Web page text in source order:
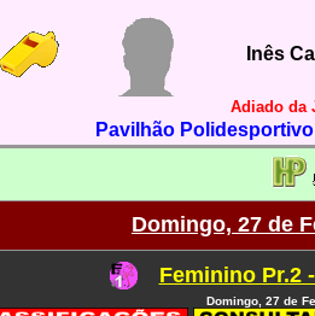
Inês
Adiado da
Pavilhão
Domingo, 27 de
Feminino Pr.2
Domingo, 27 de